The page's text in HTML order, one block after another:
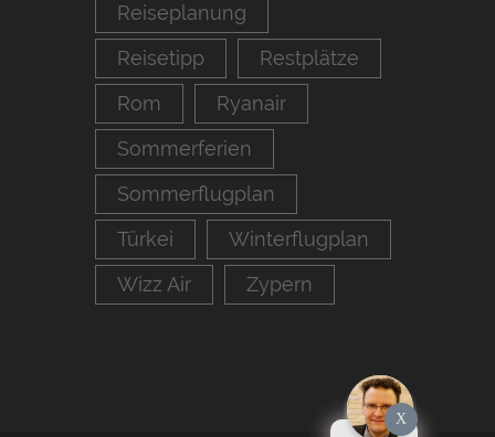
Reiseplanung
Reisetipp
Restplätze
Rom
Ryanair
Sommerferien
Sommerflugplan
Türkei
Winterflugplan
Wizz Air
Zypern
X